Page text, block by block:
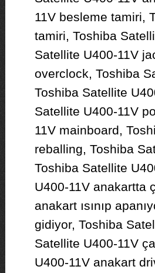
11V besleme tamiri,
tamiri, Toshiba
Satellite U400-11V
overclock, Toshiba
Toshiba Satellite
Satellite U400-11V
11V mainboard,
reballing, Toshiba
Toshiba Satellite
U400-11V anakartta
anakart ısınıp
gidiyor, Toshiba
Satellite U400-11V
U400-11V anakart